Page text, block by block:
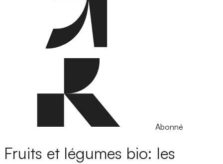
Abonné
Fruits et légumes bio: les